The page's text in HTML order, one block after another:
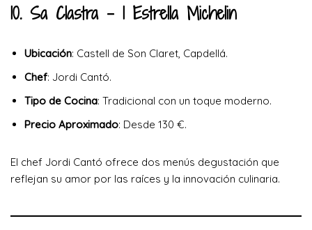
10. Sa Clastra– 1 Estrella Michelin
Ubicación: Castell de Son Claret, Capdellá.
Chef: Jordi Cantó.
Tipo de Cocina: Tradicional con un toque moderno.
Precio Aproximado: Desde 130 €.
El chef Jordi Cantó ofrece dos menús degustación que
reflejan su amor por las raíces y la innovación culinaria.